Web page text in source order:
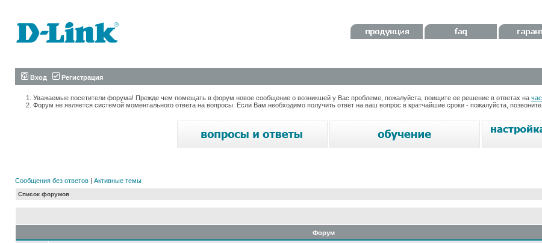
Вход Регистрация
Уважаемые посетители форума! Прежде чем помещать в форум новое сообщение о возникшей у Вас проблеме, пожалуйста, поищите ее решение в ответах на
Форум не является системой моментального ответа на вопросы. Если Вам необходимо получить ответ на ваш вопрос в кратчайшие сроки - пожалуйста,
Сообщения без ответов | Активные темы
Список форумов
Форум